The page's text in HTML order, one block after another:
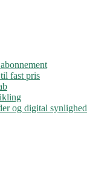
fast pris
og digital synlighed